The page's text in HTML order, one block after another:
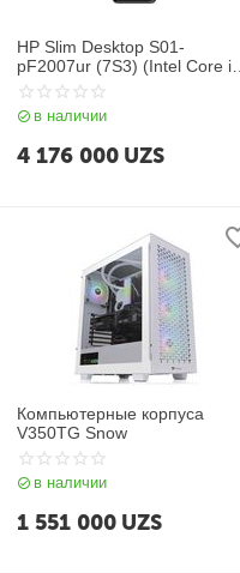
HP Slim Desktop S01-
pF2007ur (7S3) (Intel Core i3-
10105G/ DDR4 8GB/ SSD
256GB/ No DVD-RW/ DOS/
RU) Black (5R7S3EA)
в наличии
4 176 000 UZS
Компьютерные корпуса
V350TG Snow
в наличии
1 551 000 UZS